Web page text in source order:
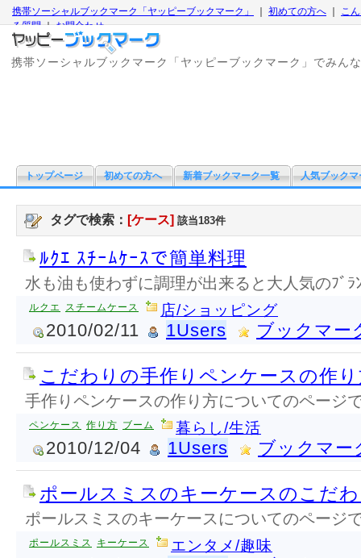
携帯ソーシャルブックマーク「ヤッピーブックマーク」 初めての方へ
こ
る質問｜お問合わせ
携帯ソーシャルブックマーク「ヤッピーブックマーク」でみん
トップページ 初めての方へ 新着ブックマーク一覧 人気ブックマ
タグで検索： [ケース] 該当183件
ﾙｸｴ ｽﾁｰﾑｹｰｽで簡単料理
水も油も使わずに調理が出来ると大人気のﾌﾞﾗ
ルクエ スチームケース 店/ショッピング
2010/02/11 1Users ブックマー
こだわりの手作りペンケースの作
手作りペンケースの作り方についてのページ
ペンケース 作り方 ブーム 暮らし/生活
2010/12/04 1Users ブックマー
ポールスミスのキーケースのこだ
ポールスミスのキーケースについてのページ
ポールスミス キーケース エンタメ/趣味